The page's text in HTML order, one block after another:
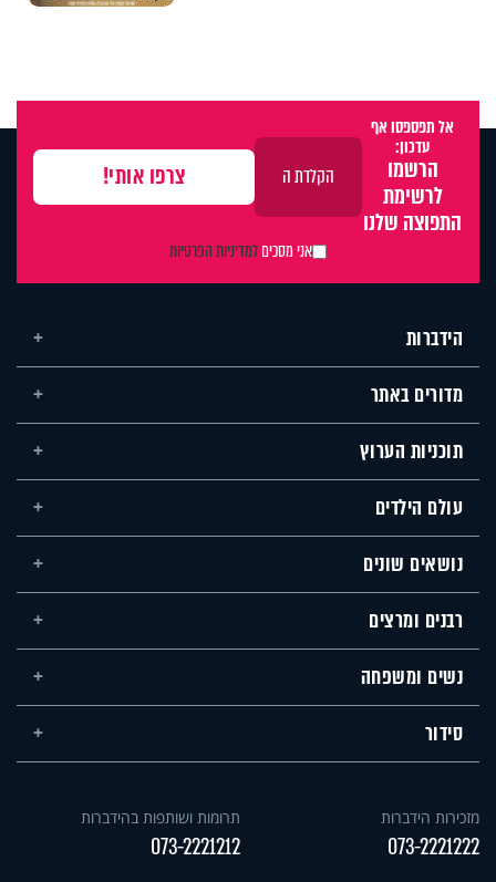
אל תפספסו אף
עדכון:
הרשמו
לרשימת
התפוצה שלנו
אני מסכיםלמדיניות הפרטיות
הידברות
מדורים באתר
תוכניות הערוץ
עולם הילדים
נושאים שונים
רבנים ומרצים
נשים ומשפחה
סידור
מזכירות הידברות
073-2221222
תרומות ושותפות בהידברות
073-2221212